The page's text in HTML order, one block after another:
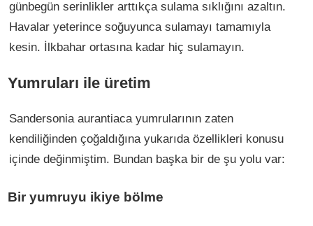
günbegün serinlikler arttıkça sulama sıklığını azaltın.
Havalar yeterince soğuyunca sulamayı tamamıyla
kesin. İlkbahar ortasına kadar hiç sulamayın.
Yumruları ile üretim
Sandersonia aurantiaca yumrularının zaten
kendiliğinden çoğaldığına yukarıda özellikleri konusu
içinde değinmiştim. Bundan başka bir de şu yolu var:
Bir yumruyu ikiye bölme